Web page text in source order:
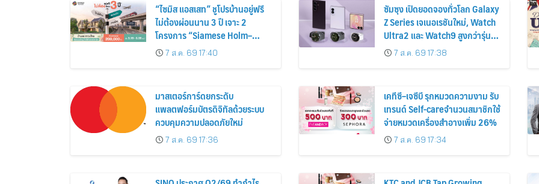
“ไซมิส แอสเสท” ชูโปรบ้านอยู่ฟรี
ไม่ต้องผ่อนนาน 3 ปี เจาะ 2
โครงการ “Siamese Holm–
Siamese Blossom” พร้อม
ส่วนลดและสิทธิพิเศษถึง 31
7 ส.ค. 69 17:40
ซัมซุง เปิดยอดจองทั่วโลก Galaxy
Z Series เจเนอเรชันใหม่, Watch
Ultra2 และ Watch9 สูงกว่ารุ่น
ก่อนหน้ากว่า 30%
7 ส.ค. 69 17:38
มาสเตอร์การ์ดยกระดับ
แพลตฟอร์มบัตรดิจิทัลด้วยระบบ
ควบคุมความปลอดภัยใหม่
7 ส.ค. 69 17:36
เคทีซี–เจซีบี รุกหมวดความงาม รับ
เทรนด์ Self-careจำนวนสมาชิกใช้
จ่ายหมวดเครื่องสำอางเพิ่ม 26%
7 ส.ค. 69 17:34